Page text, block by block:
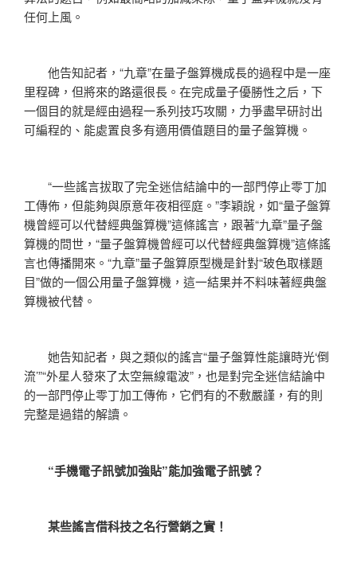
任何上風。
他告知記者，“九章”在量子盤算機成長的過程中是一座
里程碑，但將來的路還很長。在完成量子優勝性之后，下
一個目的就是經由過程一系列技巧攻關，力爭盡早研討出
可編程的、能處置良多有適用價值題目的量子盤算機。
“一些謠言拔取了完全迷信結論中的一部門停止零丁加
工傳佈，但能夠與原意年夜相徑庭。”李穎說，如“量子盤算
機曾經可以代替經典盤算機”這條謠言，跟著“九章”量子盤
算機的問世，“量子盤算機曾經可以代替經典盤算機”這條謠
言也傳播開來。“九章”量子盤算原型機是針對“玻色取樣題
目”做的一個公用量子盤算機，這一結果并不料味著經典盤
算機被代替。
她告知記者，與之類似的謠言“量子盤算性能讓時光‘倒
流’”“外星人發來了太空無線電波”，也是對完全迷信結論中
的一部門停止零丁加工傳佈，它們有的不敷嚴謹，有的則
完整是過錯的解讀。
“手機電子訊號加強貼”能加強電子訊號？
某些謠言借科技之名行營銷之實！